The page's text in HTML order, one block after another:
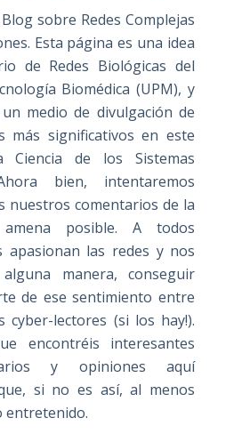
sobre Redes Complejas
Esta página es una idea
de Redes Biológicas del
Biomédica (UPM), y
medio de divulgación de
más significativos en este
Ciencia de los Sistemas
bien, intentaremos
nuestros comentarios de la
posible. A todos
apasionan las redes y nos
manera, conseguir
de ese sentimiento entre
cyber-lectores (si los hay!).
encontréis interesantes
y opiniones aquí
si no es así, al menos
entretenido.